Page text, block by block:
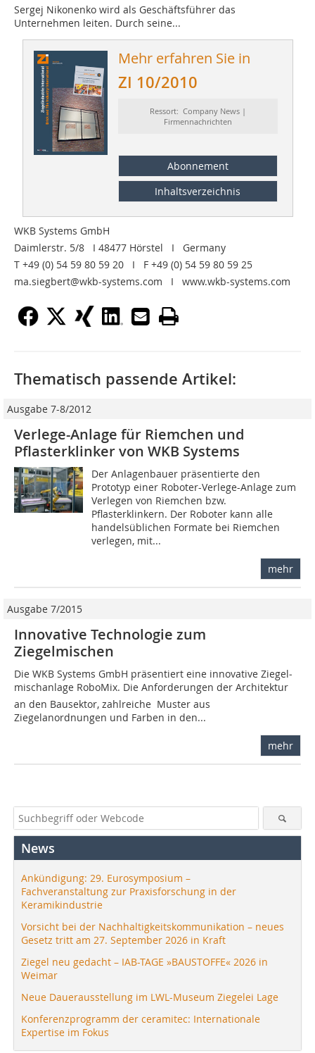
Sergej Nikonenko wird als Geschäftsführer das
Unternehmen leiten. Durch seine...
Mehr erfahren Sie in
ZI 10/2010
Ressort: Company News |
Firmennachrichten
Abonnement
Inhaltsverzeichnis
WKB Systems GmbH
Daimlerstr. 5/8 I 48477 Hörstel I Germany
T +49 (0) 54 59 80 59 20 I F +49 (0) 54 59 80 59 25
ma.siegbert@wkb-systems.com I www.wkb-systems.com
Thematisch passende Artikel:
Ausgabe 7-8/2012
Verlege-Anlage für Riemchen und
Pflasterklinker von WKB Systems
Der Anlagenbauer präsentierte den
Prototyp einer Roboter-Verlege-Anlage zum
Verlegen von Riemchen bzw.
Pflasterklinkern. Der Roboter kann alle
handelsüblichen Formate bei Riemchen
verlegen, mit...
mehr
Ausgabe 7/2015
Innovative Technologie zum
Ziegelmischen
Die WKB Systems GmbH präsentiert eine innovative Ziegel­
mischanlage RoboMix. Die Anforderungen der Architektur
an den Bausektor, zahlreiche Muster aus
Ziegelanordnungen und Farben in den...
mehr
News
Ankündigung: 29. Eurosymposium –
Fachveranstaltung zur Praxisforschung in der
Keramikindustrie
Vorsicht bei der Nachhaltigkeitskommunikation – neues
Gesetz tritt am 27. September 2026 in Kraft
Ziegel neu gedacht – IAB-TAGE »BAUSTOFFE« 2026 in
Weimar
Neue Dauerausstellung im LWL-Museum Ziegelei Lage
Konferenzprogramm der ceramitec: Internationale
Expertise im Fokus